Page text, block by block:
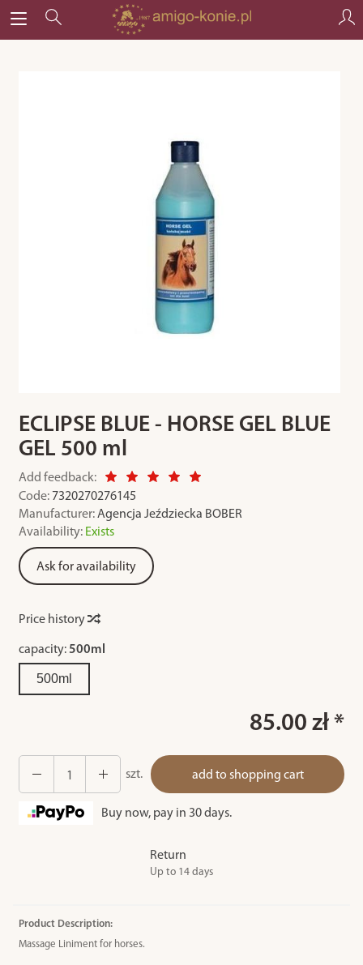
ECLIPSE BLUE - HORSE GEL BLUE
GEL 500 ml
Add feedback:
Code: 7320270276145
Manufacturer: Agencja Jeździecka BOBER
Availability: Exists
Ask for availability
Price history
capacity:500ml
500ml
85.00 zł *
szt. add to shopping cart
Buy now, pay in 30 days.
Return
Up to 14 days
Product Description:
Massage Liniment for horses.